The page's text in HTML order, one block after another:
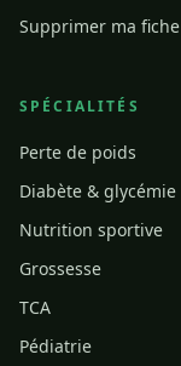
Supprimer ma fiche
SPÉCIALITÉS
Perte de poids
Diabète & glycémie
Nutrition sportive
Grossesse
TCA
Pédiatrie